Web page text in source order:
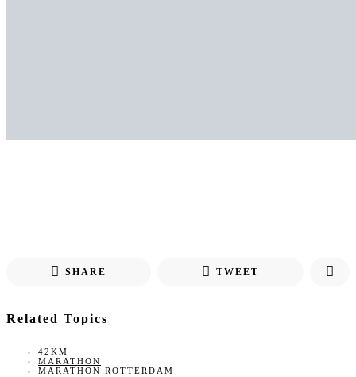
SHARE TWEET
Related Topics
42KM
MARATHON
MARATHON ROTTERDAM